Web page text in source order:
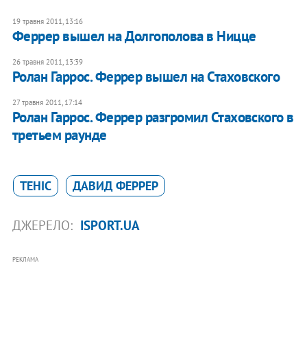
19 травня 2011, 13:16
Феррер вышел на Долгополова в Ницце
26 травня 2011, 13:39
Ролан Гаррос. Феррер вышел на Стаховского
27 травня 2011, 17:14
Ролан Гаррос. Феррер разгромил Стаховского в
третьем раунде
ТЕНІС ДАВИД ФЕРРЕР
ДЖЕРЕЛО: ISPORT.UA
РЕКЛАМА